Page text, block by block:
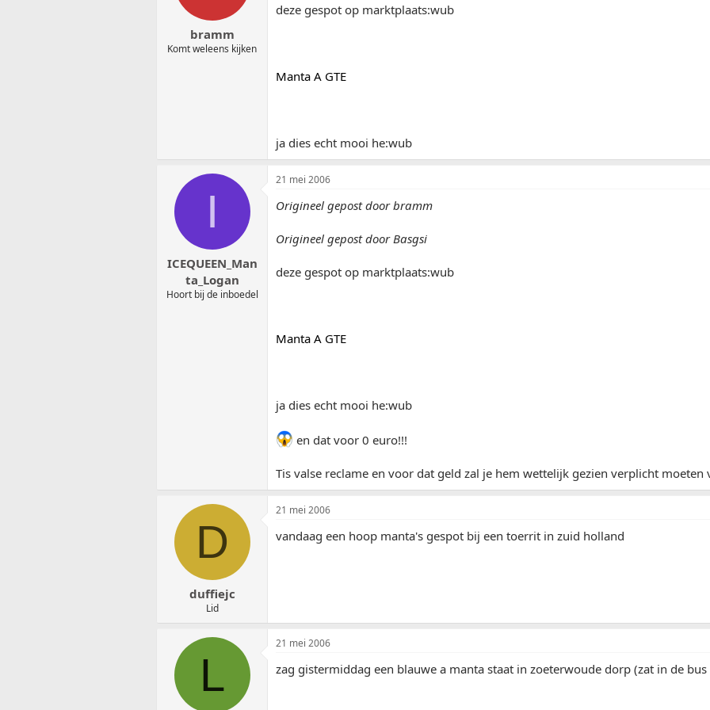
bramm
Komt weleens kijken
deze gespot op marktplaats:wub
Manta A GTE
ja dies echt mooi he:wub
I
ICEQUEEN_Man
ta_Logan
Hoort bij de inboedel
21 mei 2006
Origineel gepost door bramm
Origineel gepost door Basgsi
deze gespot op marktplaats:wub
Manta A GTE
ja dies echt mooi he:wub
en dat voor 0 euro!!!
Tis valse reclame en voor dat geld zal je hem wettelijk gezien verplicht moeten
D
duffiejc
Lid
21 mei 2006
vandaag een hoop manta's gespot bij een toerrit in zuid holland
L
21 mei 2006
zag gistermiddag een blauwe a manta staat in zoeterwoude dorp (zat in de